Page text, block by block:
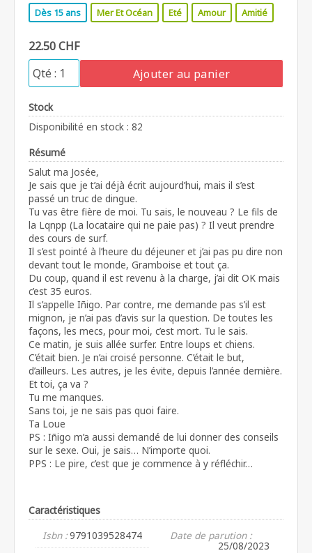
Dès 15 ans Mer Et Océan Eté Amour Amitié
22.50 CHF
Ajouter au panier
Stock
Disponibilité en stock : 82
Résumé
Salut ma Josée,
Je sais que je t’ai déjà écrit aujourd’hui, mais il s’est
passé un truc de dingue.
Tu vas être fière de moi. Tu sais, le nouveau ? Le fils de
la Lqnpp (La locataire qui ne paie pas) ? Il veut prendre
des cours de surf.
Il s’est pointé à l’heure du déjeuner et j’ai pas pu dire non
devant tout le monde, Gramboise et tout ça.
Du coup, quand il est revenu à la charge, j’ai dit OK mais
c’est 35 euros.
Il s’appelle Iñigo. Par contre, me demande pas s’il est
mignon, je n’ai pas d’avis sur la question. De toutes les
façons, les mecs, pour moi, c’est mort. Tu le sais.
Ce matin, je suis allée surfer. Entre loups et chiens.
C’était bien. Je n’ai croisé personne. C’était le but,
d’ailleurs. Les autres, je les évite, depuis l’année dernière.
Et toi, ça va ?
Tu me manques.
Sans toi, je ne sais pas quoi faire.
Ta Loue
PS : Iñigo m’a aussi demandé de lui donner des conseils
sur le sexe. Oui, je sais… N’importe quoi.
PPS : Le pire, c’est que je commence à y réfléchir…
Caractéristiques
Isbn :9791039528474
Date de parution :
25/08/2023